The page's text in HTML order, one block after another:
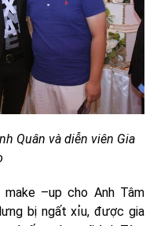
Quân và diễn viên Gia
make –up cho Anh Tâm
bị ngất xỉu, được gia